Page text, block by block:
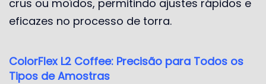
crus ou moídos, permitindo ajustes rápidos e
eficazes no processo de torra.
ColorFlex L2 Coffee: Precisão para Todos os
Tipos de Amostras